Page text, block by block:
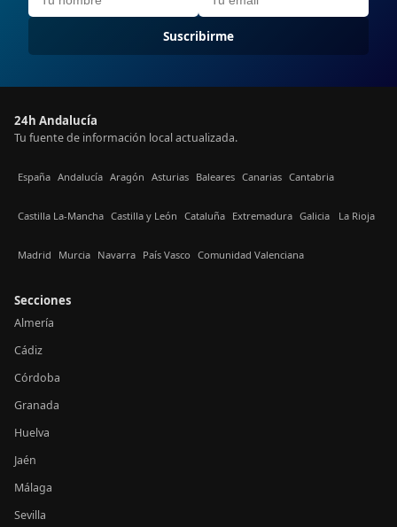
Suscribirme
24h Andalucía
Tu fuente de información local actualizada.
España Andalucía Aragón Asturias Baleares Canarias Cantabria
Castilla La-Mancha Castilla y León Cataluña Extremadura Galicia La Rioja
Madrid Murcia Navarra País Vasco Comunidad Valenciana
Secciones
Almería
Cádiz
Córdoba
Granada
Huelva
Jaén
Málaga
Sevilla